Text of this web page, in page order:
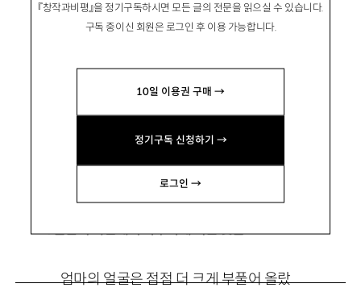
『창작과비평』을 정기구독하시면 모든 글의 전문을 읽으실 수 있습니다.
구독 중이신 회원은 로그인 후 이용 가능합니다.
10일 이용권 구매 →
정기구독 신청하기 →
로그인 →
tjsgp9542@naver.com
돌봄의 낭만화를 벗어던지는 문학
1. 돌봄의 복판에서 마주하게 되는 것들
엄마의 얼굴은 점점 더 크게 부풀어 올랐